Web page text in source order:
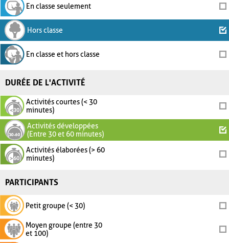
En classe seulement
Hors classe
En classe et hors classe
DURÉE DE L'ACTIVITÉ
Activités courtes (< 30
minutes)
Activités développées
(Entre 30 et 60 minutes)
Activités élaborées (> 60
minutes)
PARTICIPANTS
Petit groupe (< 30)
Moyen groupe (entre 30
et 100)